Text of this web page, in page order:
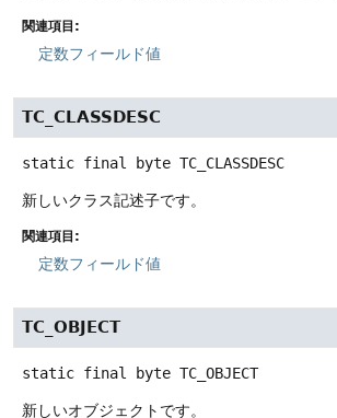
関連項目:
定数フィールド値
TC_CLASSDESC
static final byte TC_CLASSDESC
新しいクラス記述子です。
関連項目:
定数フィールド値
TC_OBJECT
static final byte TC_OBJECT
新しいオブジェクトです。